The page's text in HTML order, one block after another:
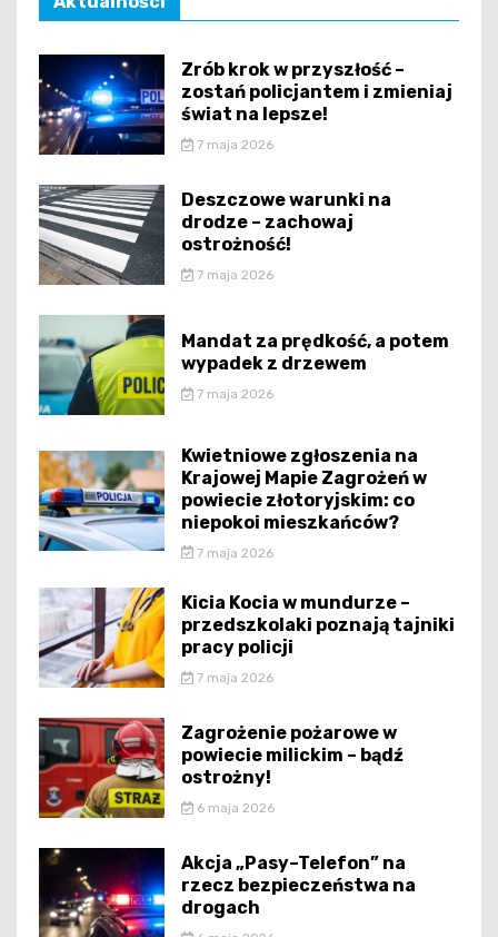
Zrób krok w przyszłość –
zostań policjantem i zmieniaj
świat na lepsze!
7 maja 2026
Deszczowe warunki na
drodze – zachowaj
ostrożność!
7 maja 2026
Mandat za prędkość, a potem
wypadek z drzewem
7 maja 2026
Kwietniowe zgłoszenia na
Krajowej Mapie Zagrożeń w
powiecie złotoryjskim: co
niepokoi mieszkańców?
7 maja 2026
Kicia Kocia w mundurze –
przedszkolaki poznają tajniki
pracy policji
7 maja 2026
Zagrożenie pożarowe w
powiecie milickim – bądź
ostrożny!
6 maja 2026
Akcja „Pasy–Telefon” na
rzecz bezpieczeństwa na
drogach